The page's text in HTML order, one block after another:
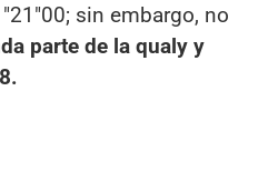
sin embargo, no
parte de la qualy y